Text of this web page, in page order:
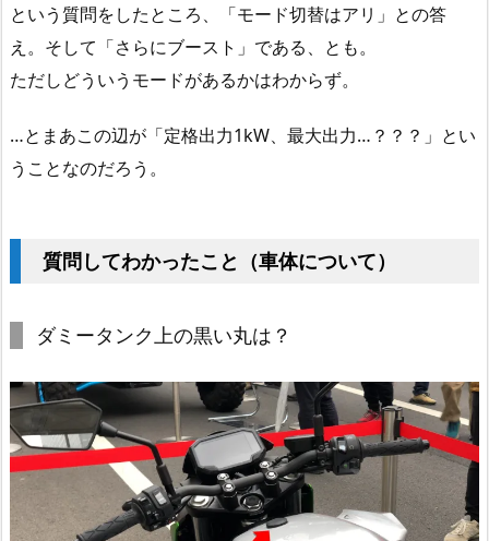
という質問をしたところ、「モード切替はアリ」との答
え。そして「さらにブースト」である、とも。
ただしどういうモードがあるかはわからず。
…とまあこの辺が「定格出力1kW、最大出力…？？？」とい
うことなのだろう。
質問してわかったこと（車体について）
ダミータンク上の黒い丸は？